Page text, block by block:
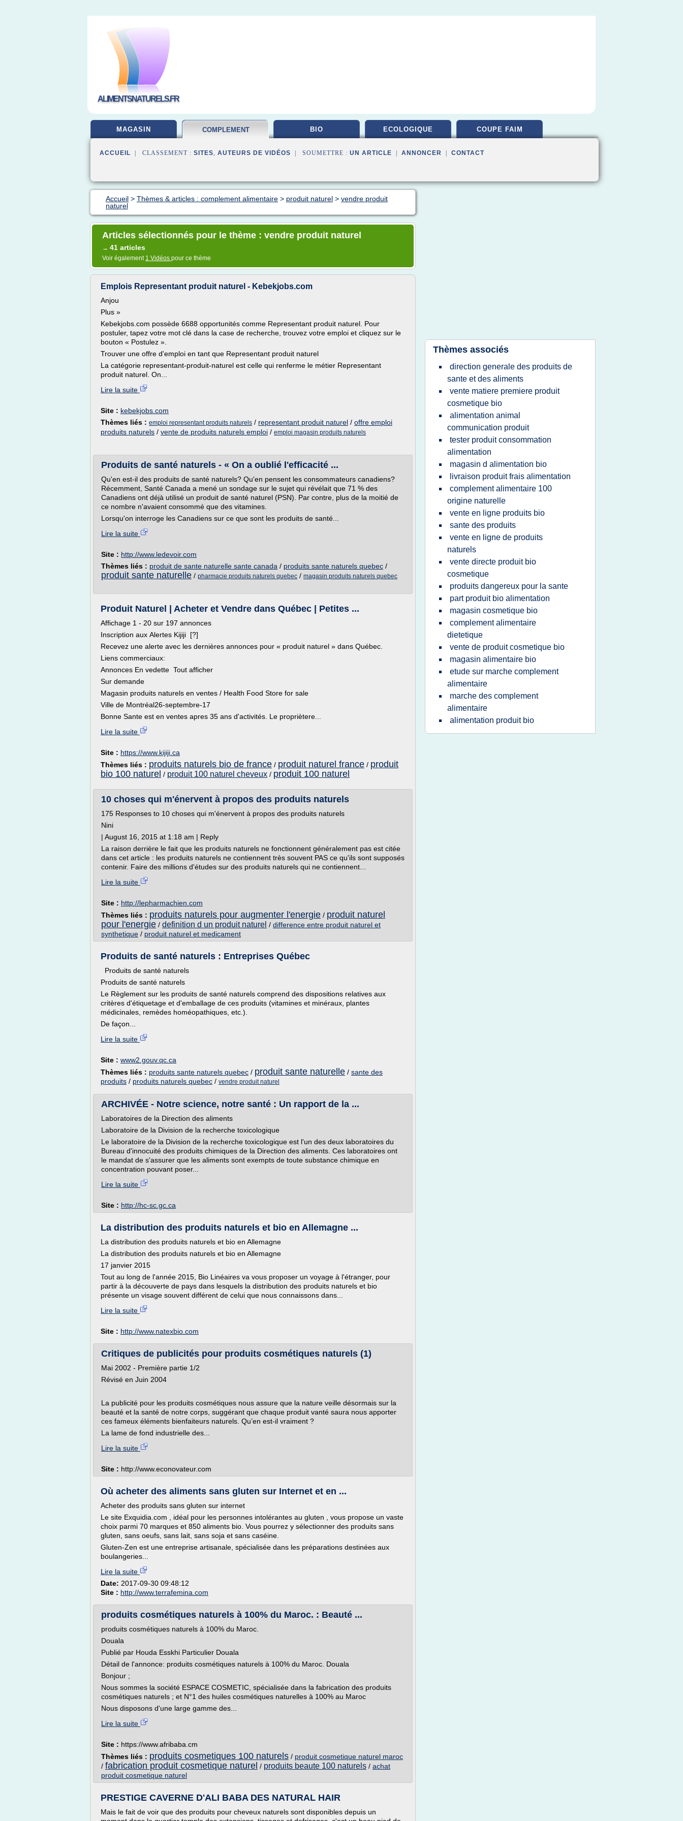
ALIMENTSNATURELS.FR
MAGASIN COMPLEMENT BIO ECOLOGIQUE COUPE FAIM
ACCUEIL | CLASSEMENT : SITES, AUTEURS DE VIDÉOS | SOUMETTRE : UN ARTICLE ANNONCER CONTACT
Accueil > Thèmes & articles : complement alimentaire > produit naturel > vendre produit
naturel
Articles sélectionnés pour le thème : vendre produit naturel
→ 41 articles
Voir également 1 Vidéos pour ce thème
Emplois Representant produit naturel - Kebekjobs.com
Anjou
Plus »
Kebekjobs.com possède 6688 opportunités comme Representant produit naturel. Pour
postuler, tapez votre mot clé dans la case de recherche, trouvez votre emploi et cliquez sur le
bouton « Postulez ».
Trouver une offre d'emploi en tant que Representant produit naturel
La catégorie representant-produit-naturel est celle qui renferme le métier Representant
produit naturel. On...
Lire la suite
Site : kebekjobs.com
Thèmes liés : emploi representant produits naturels / representant produit naturel / offre emploi
produits naturels / vente de produits naturels emploi / emploi magasin produits naturels
Produits de santé naturels - « On a oublié l'efficacité ...
Qu'en est-il des produits de santé naturels? Qu'en pensent les consommateurs canadiens?
Récemment, Santé Canada a mené un sondage sur le sujet qui révélait que 71 % des
Canadiens ont déjà utilisé un produit de santé naturel (PSN). Par contre, plus de la moitié de
ce nombre n'avaient consommé que des vitamines.
Lorsqu'on interroge les Canadiens sur ce que sont les produits de santé...
Lire la suite
Site : http://www.ledevoir.com
Thèmes liés : produit de sante naturelle sante canada / produits sante naturels quebec /
produit sante naturelle / pharmacie produits naturels quebec / magasin produits naturels quebec
Produit Naturel | Acheter et Vendre dans Québec | Petites ...
Affichage 1 - 20 sur 197 annonces
Inscription aux Alertes Kijiji [?]
Recevez une alerte avec les dernières annonces pour « produit naturel » dans Québec.
Liens commerciaux:
Annonces En vedette Tout afficher
Sur demande
Magasin produits naturels en ventes / Health Food Store for sale
Ville de Montréal26-septembre-17
Bonne Sante est en ventes apres 35 ans d'activités. Le propriètere...
Lire la suite
Site : https://www.kijiji.ca
Thèmes liés : produits naturels bio de france / produit naturel france / produit
bio 100 naturel / produit 100 naturel cheveux / produit 100 naturel
10 choses qui m'énervent à propos des produits naturels
175 Responses to 10 choses qui m'énervent à propos des produits naturels
Nini
| August 16, 2015 at 1:18 am | Reply
La raison derrière le fait que les produits naturels ne fonctionnent généralement pas est citée
dans cet article : les produits naturels ne contiennent très souvent PAS ce qu'ils sont supposés
contenir. Faire des millions d'études sur des produits naturels qui ne contiennent...
Lire la suite
Site : http://lepharmachien.com
Thèmes liés : produits naturels pour augmenter l'energie / produit naturel
pour l'energie / definition d un produit naturel / difference entre produit naturel et
synthetique / produit naturel et medicament
Produits de santé naturels : Entreprises Québec
Produits de santé naturels
Produits de santé naturels
Le Règlement sur les produits de santé naturels comprend des dispositions relatives aux
critères d'étiquetage et d'emballage de ces produits (vitamines et minéraux, plantes
médicinales, remèdes homéopathiques, etc.).
De façon...
Lire la suite
Site : www2.gouv.qc.ca
Thèmes liés : produits sante naturels quebec / produit sante naturelle / sante des
produits / produits naturels quebec / vendre produit naturel
ARCHIVÉE - Notre science, notre santé : Un rapport de la ...
Laboratoires de la Direction des aliments
Laboratoire de la Division de la recherche toxicologique
Le laboratoire de la Division de la recherche toxicologique est l'un des deux laboratoires du
Bureau d'innocuité des produits chimiques de la Direction des aliments. Ces laboratoires ont
le mandat de s'assurer que les aliments sont exempts de toute substance chimique en
concentration pouvant poser...
Lire la suite
Site : http://hc-sc.gc.ca
La distribution des produits naturels et bio en Allemagne ...
La distribution des produits naturels et bio en Allemagne
La distribution des produits naturels et bio en Allemagne
17 janvier 2015
Tout au long de l'année 2015, Bio Linéaires va vous proposer un voyage à l'étranger, pour
partir à la découverte de pays dans lesquels la distribution des produits naturels et bio
présente un visage souvent différent de celui que nous connaissons dans...
Lire la suite
Site : http://www.natexbio.com
Critiques de publicités pour produits cosmétiques naturels (1)
Mai 2002 - Première partie 1/2
Révisé en Juin 2004
La publicité pour les produits cosmétiques nous assure que la nature veille désormais sur la
beauté et la santé de notre corps, suggérant que chaque produit vanté saura nous apporter
ces fameux éléments bienfaiteurs naturels. Qu’en est-il vraiment ?
La lame de fond industrielle des...
Lire la suite
Site : http://www.econovateur.com
Où acheter des aliments sans gluten sur Internet et en ...
Acheter des produits sans gluten sur internet
Le site Exquidia.com , idéal pour les personnes intolérantes au gluten , vous propose un vaste
choix parmi 70 marques et 850 aliments bio. Vous pourrez y sélectionner des produits sans
gluten, sans oeufs, sans lait, sans soja et sans caséine.
Gluten-Zen est une entreprise artisanale, spécialisée dans les préparations destinées aux
boulangeries...
Lire la suite
Date: 2017-09-30 09:48:12
Site : http://www.terrafemina.com
produits cosmétiques naturels à 100% du Maroc. : Beauté ...
produits cosmétiques naturels à 100% du Maroc.
Douala
Publié par Houda Esskhi Particulier Douala
Détail de l'annonce: produits cosmétiques naturels à 100% du Maroc. Douala
Bonjour ;
Nous sommes la société ESPACE COSMETIC, spécialisée dans la fabrication des produits
cosmétiques naturels ; et N°1 des huiles cosmétiques naturelles à 100% au Maroc
Nous disposons d'une large gamme des...
Lire la suite
Site : https://www.afribaba.cm
Thèmes liés : produits cosmetiques 100 naturels / produit cosmetique naturel maroc
/ fabrication produit cosmetique naturel / produits beaute 100 naturels / achat
produit cosmetique naturel
PRESTIGE CAVERNE D'ALI BABA DES NATURAL HAIR
Mais le fait de voir que des produits pour cheveux naturels sont disponibles depuis un
Thèmes associés
direction generale des produits de
sante et des aliments
vente matiere premiere produit
cosmetique bio
alimentation animal
communication produit
tester produit consommation
alimentation
magasin d alimentation bio
livraison produit frais alimentation
complement alimentaire 100
origine naturelle
vente en ligne produits bio
sante des produits
vente en ligne de produits
naturels
vente directe produit bio
cosmetique
produits dangereux pour la sante
part produit bio alimentation
magasin cosmetique bio
complement alimentaire
dietetique
vente de produit cosmetique bio
magasin alimentaire bio
etude sur marche complement
alimentaire
marche des complement
alimentaire
alimentation produit bio